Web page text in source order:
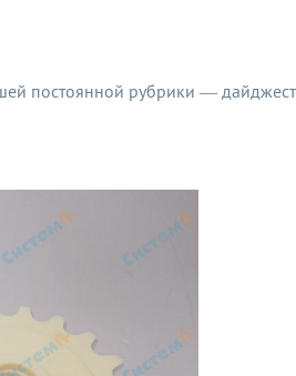
постоянной рубрики — дайджест